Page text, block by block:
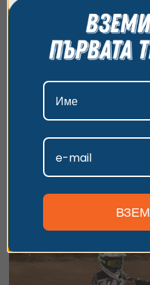
Офроуд забавление за
30 минути
Край Варна
всички бисквитки, да
изберете
относно начина, по
данни, моля, посетете
поверителност.